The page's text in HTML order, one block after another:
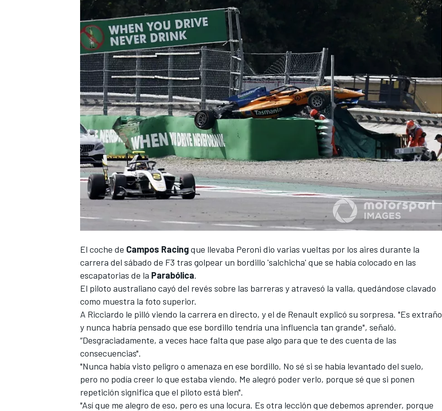
WEC FÓRMULA E
El coche de Campos Racingque llevaba Peroni dio varias vueltas por los aires durante la
carrera del sábado de F3 tras golpear un bordillo 'salchicha' que se había colocado en las
escapatorias de la Parabólica.
El piloto australiano cayó del revés sobre las barreras y atravesó la valla, quedándose clavado
como muestra la foto superior.
A Ricciardo le pilló viendo la carrera en directo, y el de Renault explicó su sorpresa. "Es extraño
y nunca habría pensado que ese bordillo tendría una influencia tan grande", señaló.
“Desgraciadamente, a veces hace falta que pase algo para que te des cuenta de las
consecuencias".
"Nunca había visto peligro o amenaza en ese bordillo. No sé si se había levantado del suelo,
pero no podía creer lo que estaba viendo. Me alegró poder verlo, porque sé que si ponen
repetición significa que el piloto está bien".
"Así que me alegro de eso, pero es una locura. Es otra lección que debemos aprender, porque